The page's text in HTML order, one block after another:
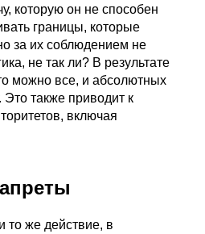
которую он не способен
границы, которые
за их соблюдением не
не так ли? В результате
можно все, и абсолютных
Это также приводит к
включая
то же действие, в